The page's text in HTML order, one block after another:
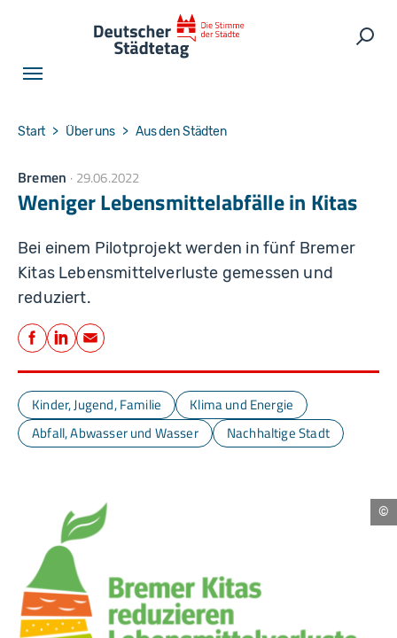
You are here:
Start Über uns Aus den Städten
Bremen 29.06.2022
Weniger Lebensmittelabfälle in Kitas
Bei einem Pilotprojekt werden in fünf Bremer
Kitas Lebensmittelverluste gemessen und
reduziert.
Teilen
Facebook
LinkedIn
E-Mail
Kinder, Jugend, Familie
Klima und Energie
Abfall, Abwasser und Wasser
Nachhaltige Stadt